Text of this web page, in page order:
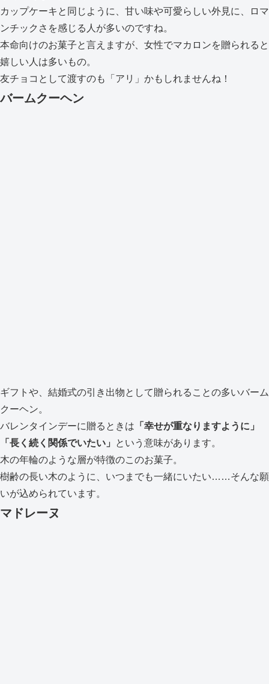
カップケーキと同じように、甘い味や可愛らしい外見に、ロマ
ンチックさを感じる人が多いのですね。
本命向けのお菓子と言えますが、女性でマカロンを贈られると
嬉しい人は多いもの。
友チョコとして渡すのも「アリ」かもしれませんね！
バームクーヘン
ギフトや、結婚式の引き出物として贈られることの多いバーム
クーヘン。
バレンタインデーに贈るときは 「幸せが重なりますように」
「長く続く関係でいたい」
という意味があります。
木の年輪のような層が特徴のこのお菓子。
樹齢の長い木のように、いつまでも一緒にいたい……そんな願
いが込められています。
マドレーヌ